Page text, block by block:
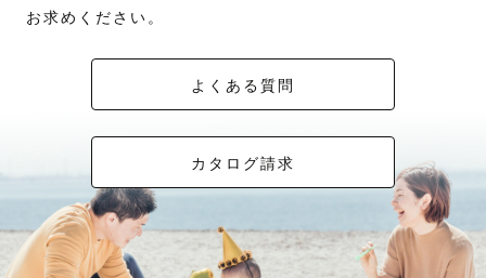
お求めください。
よくある質問
カタログ請求